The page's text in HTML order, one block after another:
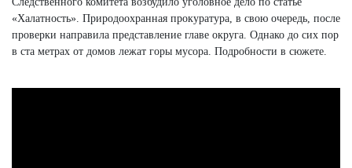
«Халатность». Природоохранная прокуратура, в свою очередь, после
проверки направила представление главе округа. Однако до сих пор
в ста метрах от домов лежат горы мусора. Подробности в сюжете.